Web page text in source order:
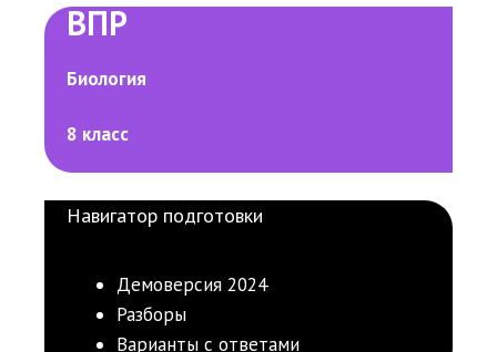
ВПР
Биология
8 класс
Навигатор подготовки
Демоверсия 2024
Разборы
Варианты с ответами